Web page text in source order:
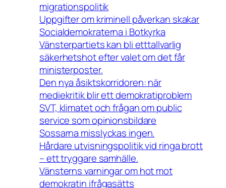
migrationspolitik
Uppgifter om kriminell påverkan skakar
Socialdemokraterna i Botkyrka
Vänsterpartiets kan bli etttallvarlig
säkerhetshot efter valet om det får
ministerposter.
Den nya åsiktskorridoren: när
mediekritik blir ett demokratiproblem
SVT, klimatet och frågan om public
service som opinionsbildare
Sossarna misslyckas ingen.
Hårdare utvisningspolitik vid ringa brott
– ett tryggare samhälle.
Vänsterns varningar om hot mot
demokratin ifrågasätts